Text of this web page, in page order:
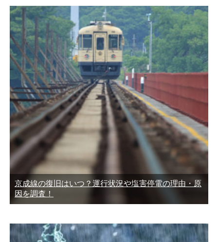
京成線の復旧はいつ？運行状況や塩害停電の理由・原
因を調査！